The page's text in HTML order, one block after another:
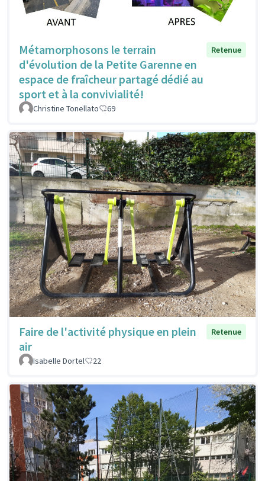
Métamorphosons le terrain
d'évolution de la Petite Garenne en
espace de fraîcheur partagé dédié au
sport et à la convivialité!
Retenue
Christine Tonellato 69
Faire de l'activité physique en plein
air
Retenue
Isabelle Dortel 22